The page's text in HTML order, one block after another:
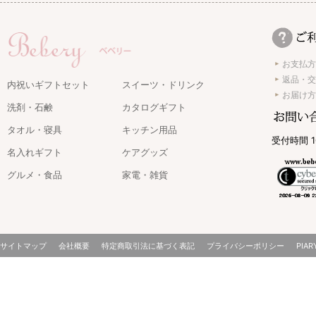
内祝いギフトセット
スイーツ・ドリンク
洗剤・石鹸
カタログギフト
タオル・寝具
キッチン用品
名入れギフト
ケアグッズ
グルメ・食品
家電・雑貨
お支払
返品・
お届け
受付時間
サイトマップ 会社概要 特定商取引法に基づく表記 プライバシーポリシー